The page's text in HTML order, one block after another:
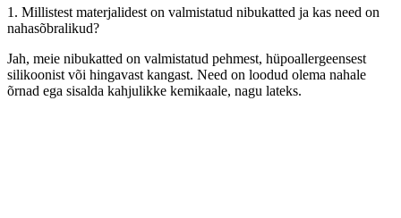
1. Millistest materjalidest on valmistatud nibukatted ja kas need on
nahasõbralikud?
Jah, meie nibukatted on valmistatud pehmest, hüpoallergeensest
silikoonist või hingavast kangast. Need on loodud olema nahale
õrnad ega sisalda kahjulikke kemikaale, nagu lateks.